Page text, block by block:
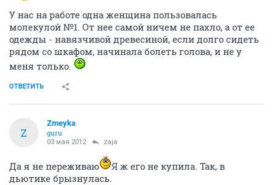
У нас на работе одна женщина пользовалась
молекулой №1. От нее самой ничем не пахло, а от ее
одежды - навязчивой древесиной, если долго сидеть
рядом со шкафом, начинала болеть голова, и не у
меня только.
ОТВЕТИТЬ
Z
Zmeyka
guru
03 мая 2012 zaja
Да я не переживаю
Я ж его не купила. Так, в
дьютике брызнулась.